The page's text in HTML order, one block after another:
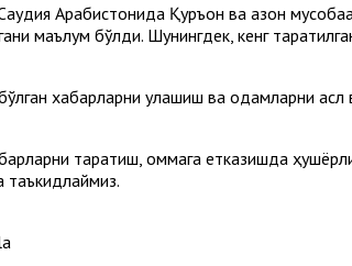
Арабистонида Қуръон ва азон
маълум бўлди. Шунингдек, кенг
бўлган хабарларни улашиш ва одамларни
тарқатиш, оммага етказишда
таъкидлаймиз.